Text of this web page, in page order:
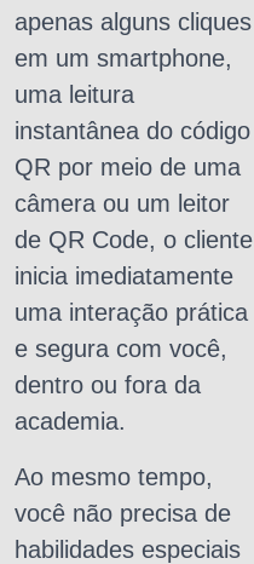
apenas alguns cliques
em um smartphone,
uma leitura
instantânea do código
QR por meio de uma
câmera ou um leitor
de QR Code, o cliente
inicia imediatamente
uma interação prática
e segura com você,
dentro ou fora da
academia.
Ao mesmo tempo,
você não precisa de
habilidades especiais